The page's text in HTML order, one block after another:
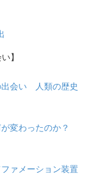
】
会い 人類の歴史
変わったのか？
ァメーション装置